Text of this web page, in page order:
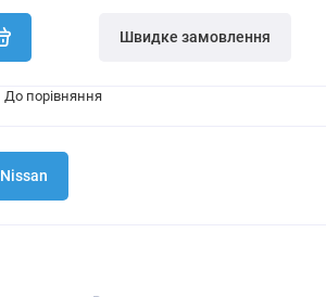
Швидке замовлення
До порівняння
Nissan